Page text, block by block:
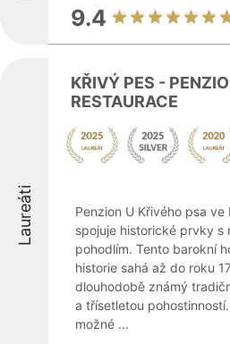
9.4
Laureáti
KŘIVÝ PES -
RESTAURACE
Penzion U Křivého psa
spojuje historické prvky s
pohodlím. Tento barokní
historie sahá až do roku
dlouhodobě známý
a třísetletou
možné ...